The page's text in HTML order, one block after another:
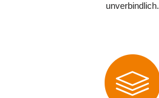
unverbindlich.